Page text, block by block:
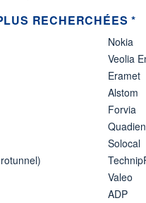
RECHERCHÉES *
Nokia
Veolia
Eramet
Alstom
Forvia
Solocal
Valeo
ADP